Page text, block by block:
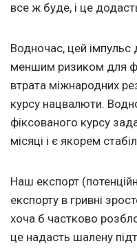
все ж буде, і це
Водночас, цей імпульс
меншим ризиком для
втрата міжнародних
курсу нацвалюти.
фіксованого курсу
місяці і є якорем
Наш експорт
експорту в гривні
хоча б частково
це надасть шалену